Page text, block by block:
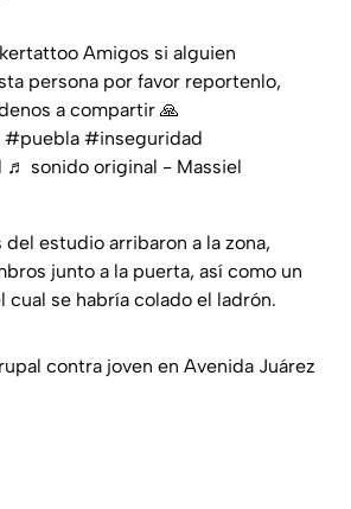
Amigos si alguien
persona por favor reportenlo,
a compartir 🙏
#puebla #inseguridad
♬ sonido original - Massiel
del estudio arribaron a la zona,
junto a la puerta, así como un
cual se habría colado el ladrón.
contra joven en Avenida Juárez